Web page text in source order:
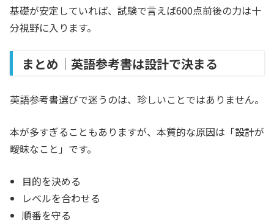
基礎が安定していれば、試験で言えば600点前後の力は十
分視野に入ります。
まとめ｜英語参考書は設計で決まる
英語参考書選びで迷うのは、珍しいことではありません。
本が多すぎることもありますが、本質的な原因は「設計が
曖昧なこと」です。
目的を決める
レベルを合わせる
順番を守る